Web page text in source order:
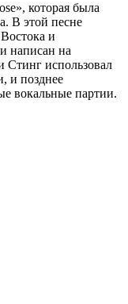
которая была
В этой песне
и
написан на
Стинг использовал
и позднее
вокальные партии.